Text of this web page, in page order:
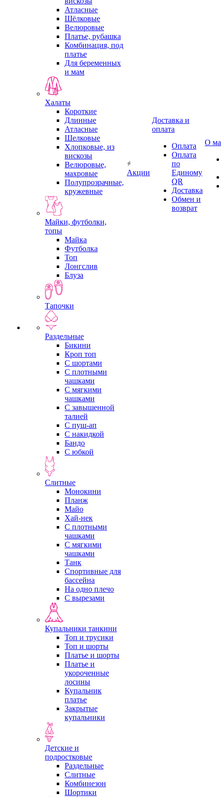
Атласные
Шёлковые
Велюровые
Платье, рубашка
Комбинация, под
платье
Для беременных
и мам
Халаты
Короткие
Длинные
Атласные
Шелковые
Хлопковые, из
вискозы
Велюровые,
махровые
Полупрозрачные,
кружевные
Майки, футболки,
топы
Майка
Футболка
Топ
Лонгслив
Блуза
Тапочки
Раздельные
Бикини
Кроп топ
С шортами
С плотными
чашками
С мягкими
чашками
С завышенной
талией
С пуш-ап
С накидкой
Бандо
С юбкой
Слитные
Монокини
Планж
Майо
Хай-нек
С плотными
чашками
С мягкими
чашками
Танк
Спортивные для
бассейна
На одно плечо
С вырезами
Купальники танкини
Топ и трусики
Топ и шорты
Платье и шорты
Платье и
укороченные
лосины
Купальник
платье
Закрытые
купальники
Детские и
подростковые
Раздельные
Слитные
Комбинезон
Шортики
Акции
Доставка и
оплата
Оплата
Оплата
по
Единому
QR
Доставка
Обмен и
возврат
О